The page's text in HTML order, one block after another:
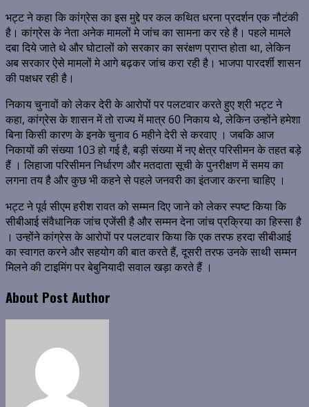
भट्ट ने कहा कि कांग्रेस का इस मुद्दे पर कल कथित धरना प्रदर्शन एक नौटंकी
है। कांग्रेस के नेता अनेक मामलों मे जांच का सामना कर रहे है। पहले मामले
दबा दिये जाते थे और घोटालों को सरकार का सरंक्षण प्राप्त होता था, लेकिन
अब सरकार ऐसे मामलों मे आगे बढ़कर जांच करा रही है। भाजपा पारदर्शी शासन
की पक्षधर रही है।
निकाय चुनावों को लेकर देरी के आरोपों पर पलटवार करते हुए श्री भट्ट ने
कहा, कांग्रेस के शासन में तो राज्य में मात्र 60 निकाय थे, लेकिन उन्होंने हमेशा
बिना किसी कारण के इनके चुनाव 6 महीने देरी से करवाए । जबकि आज
निकायों की संख्या 103 हो गई है, बड़ी संख्या में नए क्षेत्र परिसीमन के तहत बड़े
हैं । लिहाजा परिसीमन निर्धारण और मतदाता सूची के पुनरीक्षण में समय का
लगना तय है और कुछ भी कहने से पहले जनवरी का इंतजार करना चाहिए ।
भट्ट ने पूर्व सीएम हरीश रावत को सम्मन दिए जाने को लेकर स्पष्ट किया कि
सीबीआई संवैधानिक जांच एजेंसी है और सम्मन देना जांच प्रक्रिया का हिस्सा है
। उन्होंने कांग्रेस के आरोपों पर पलटवार किया कि एक तरफ हरदा सीबीआई
का स्वागत करने और सहयोग की बात करते हैं, दूसरी तरफ उनके साथी सम्मन
मिलने की टाइमिंग पर बेबुनियादी सवाल खड़ा करते हैं ।
About Post Author